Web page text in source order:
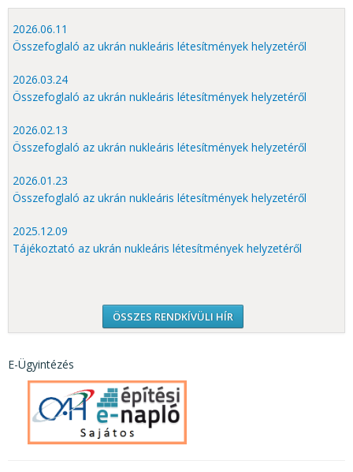
2026.06.11
Összefoglaló az ukrán nukleáris létesítmények helyzetéről
2026.03.24
Összefoglaló az ukrán nukleáris létesítmények helyzetéről
2026.02.13
Összefoglaló az ukrán nukleáris létesítmények helyzetéről
2026.01.23
Összefoglaló az ukrán nukleáris létesítmények helyzetéről
2025.12.09
Tájékoztató az ukrán nukleáris létesítmények helyzetéről
ÖSSZES RENDKÍVÜLI HÍR
E-Ügyintézés